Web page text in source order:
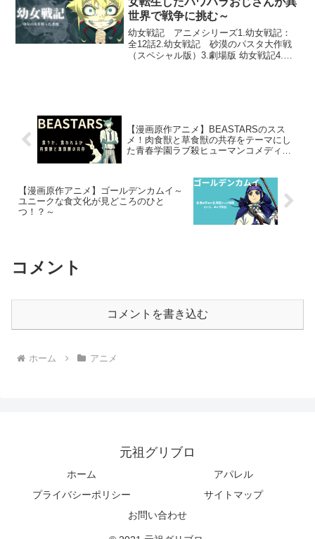
世界で戦争に挑む～
幼女戦記 アニメシリーズ1.幼女戦記：
全12話2.幼女戦記 砂漠のパスタ大作戦
（スペシャル版）3.劇場版 幼女戦記4.幼
【漫画原作アニメ】BEASTARSのスス
メ！肉食獣と草食獣の共存をテーマにし
た青春学園ラブ殺ヒューマンコメディド
【漫画原作アニメ】ゴールデンカムイ～
ユニークな食文化が見どころのひと
つ！？～
コメント
コメントを書き込む
ホーム アニメ
元祖グリブロ
ホーム
アパレル
プライバシーポリシー
サイトマップ
お問い合わせ